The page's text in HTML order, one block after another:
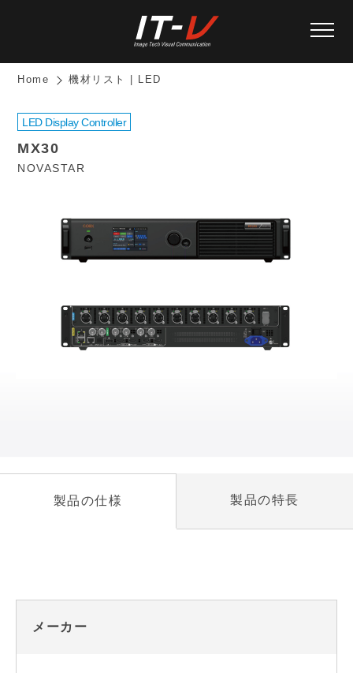
Home 機材リスト | LED
LED Display Controller
MX30
NOVASTAR
製品の仕様
メーカー
製品の特長